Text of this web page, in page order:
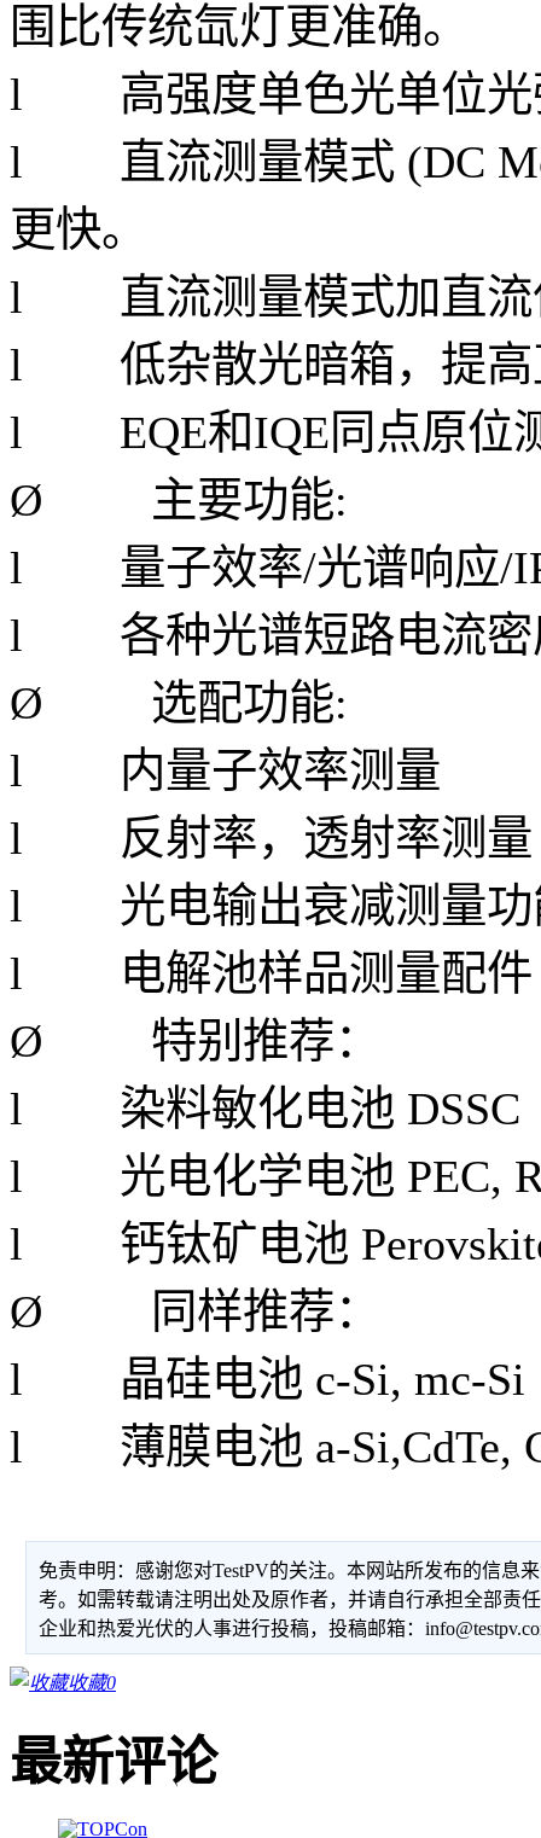
围比传统氙灯更准确。
l 高强度单色光单位光
l 直流测量模式 (DC
更快。
l 直流测量模式加直流
l 低杂散光暗箱，提高
l EQE和IQE同点原位
Ø
主要功能:
l 量子效率/光谱响应/
l 各种光谱短路电流密
Ø
选配功能:
l 内量子效率测量
l 反射率，透射率测量
l 光电输出衰减测量功
l 电解池样品测量配件
Ø
特别推荐：
l 染料敏化电池 DSSC
l 光电化学电池 PEC,
l 钙钛矿电池
Ø
同样推荐：
l 晶硅电池 c-Si, mc-Si
l 薄膜电池 a-Si,CdTe,
免责申明：感谢您对TestPV的关注。本网站所发布的信息
考。如需转载请注明出处及原作者，并请自行承担全部责
企业和热爱光伏的人事进行投稿，投稿邮箱：
收藏0
最新评论